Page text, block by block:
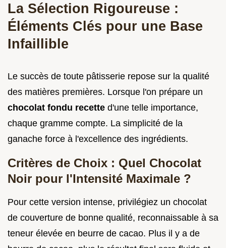
La Sélection Rigoureuse :
Éléments Clés pour une Base
Infaillible
Le succès de toute pâtisserie repose sur la qualité
des matières premières. Lorsque l'on prépare un
chocolat fondu recette d'une telle importance,
chaque gramme compte. La simplicité de la
ganache force à l'excellence des ingrédients.
Critères de Choix : Quel Chocolat
Noir pour l'Intensité Maximale ?
Pour cette version intense, privilégiez un chocolat
de couverture de bonne qualité, reconnaissable à sa
teneur élevée en beurre de cacao. Plus il y a de